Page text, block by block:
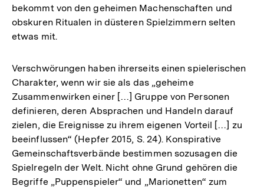
bekommt von den geheimen Machenschaften und
obskuren Ritualen in düsteren Spielzimmern selten
etwas mit.
Verschwörungen haben ihrerseits einen spielerischen
Charakter, wenn wir sie als das „geheime
Zusammenwirken einer […] Gruppe von Personen
definieren, deren Absprachen und Handeln darauf
zielen, die Ereignisse zu ihrem eigenen Vorteil […] zu
beeinflussen“ (Hepfer 2015, S. 24). Konspirative
Gemeinschaftsverbände bestimmen sozusagen die
Spielregeln der Welt. Nicht ohne Grund gehören die
Begriffe „Puppenspieler“ und „Marionetten“ zum